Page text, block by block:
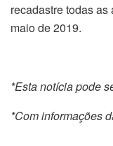
recadastre todas
maio de 2019.
*Esta notícia pode
*Com informações